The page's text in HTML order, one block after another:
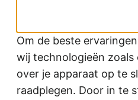
Om de beste
wij technologieën
over je apparaat op te
raadplegen. Door in te